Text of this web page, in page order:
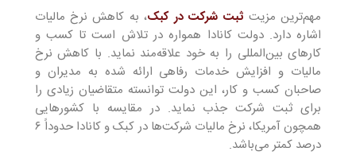
مهم‌ترین مزیت ثبت شرکت در کبک، به کاهش نرخ مالیات
اشاره دارد. دولت کانادا همواره در تلاش است تا کسب و
کار‌های بین‌المللی را به خود علاقه‌مند نماید. با کاهش نرخ
مالیات و افزایش خدمات رفاهی ارائه شده به مدیران و
صاحبان کسب و کار، این دولت توانسته متقاضیان زیادی را
برای ثبت شرکت جذب نماید. در مقایسه با کشور‌هایی
همچون آمریکا، نرخ مالیات شرکت‌ها در کبک و کانادا حدوداً ۶
درصد کمتر می‌باشد.